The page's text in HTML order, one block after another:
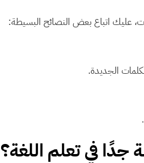
عليك اتباع بعض النصائح البسيطة:
الجديدة.
جدًا في تعلم اللغة؟